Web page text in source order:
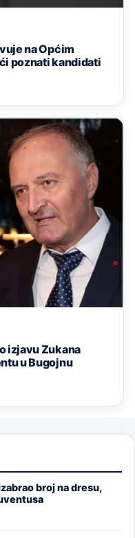
na Općim
poznati kandidati
izjavu Zukana
u Bugojnu
broj na dresu,